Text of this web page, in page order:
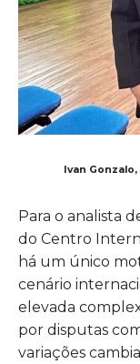
Ivan
Para o analista
do Centro
há um único
cenário
elevada
por disputas
variações